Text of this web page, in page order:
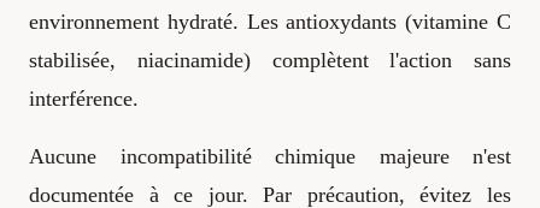
environnement hydraté. Les antioxydants (vitamine C
stabilisée, niacinamide) complètent l'action sans
interférence.
Aucune incompatibilité chimique majeure n'est
documentée à ce jour. Par précaution, évitez les